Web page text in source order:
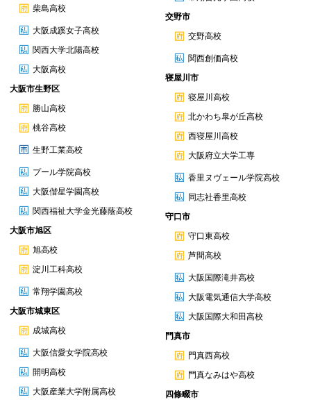
柴島高校
大阪成蹊女子高校
関西大学北陽高校
大阪高校
大阪市生野区
勝山高校
桃谷高校
生野工業高校
プール学院高校
大阪偕星学園高校
関西福祉大学金光藤蔭高校
大阪市旭区
旭高校
淀川工科高校
常翔学園高校
大阪市城東区
成城高校
大阪信愛女学院高校
開明高校
大阪産業大学附属高校
交野市
交野高校
関西創価高校
寝屋川市
寝屋川高校
北かわち皐が丘高校
西寝屋川高校
大阪府立大学工専
香里ヌヴェール学院高校
同志社香里高校
守口市
守口東高校
芦間高校
大阪国際滝井高校
大阪電気通信大学高校
大阪国際大和田高校
門真市
門真西高校
門真なみはや高校
四條畷市